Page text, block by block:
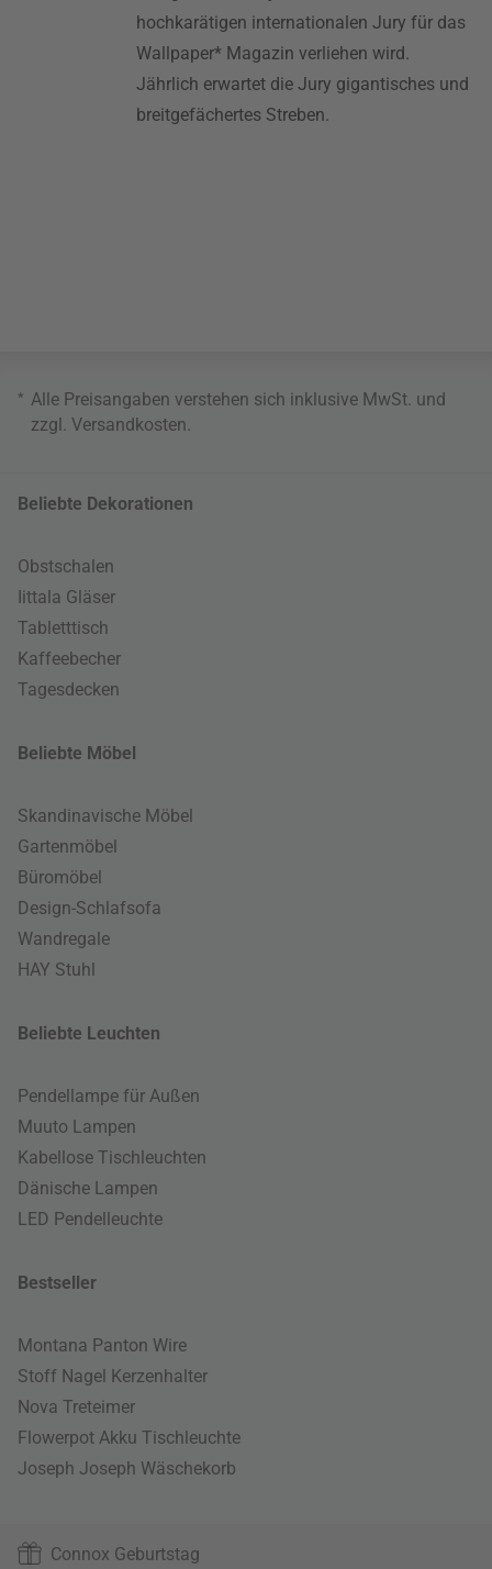
hochkarätigen internationalen Jury für das
Wallpaper* Magazin verliehen wird.
Jährlich erwartet die Jury gigantisches und
breitgefächertes Streben.
* Alle Preisangaben verstehen sich inklusive MwSt. und
zzgl. Versandkosten
Beliebte Dekorationen
Obstschalen
Iittala Gläser
Tabletttisch
Kaffeebecher
Tagesdecken
Beliebte Möbel
Skandinavische Möbel
Gartenmöbel
Büromöbel
Design-Schlafsofa
Wandregale
HAY Stuhl
Beliebte Leuchten
Pendellampe für Außen
Muuto Lampen
Kabellose Tischleuchten
Dänische Lampen
LED Pendelleuchte
Bestseller
Montana Panton Wire
Stoff Nagel Kerzenhalter
Nova Treteimer
Flowerpot Akku Tischleuchte
Joseph Joseph Wäschekorb
Connox Geburtstag